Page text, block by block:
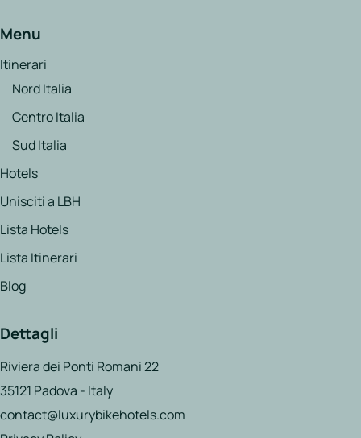
Menu
Itinerari
Nord Italia
Centro Italia
Sud Italia
Hotels
Unisciti a LBH
Lista Hotels
Lista Itinerari
Blog
Dettagli
Riviera dei Ponti Romani 22
35121 Padova - Italy
contact@luxurybikehotels.com